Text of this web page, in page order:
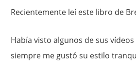
Recientemente leí este libro de
Había visto algunos de sus
siempre me gustó su estilo